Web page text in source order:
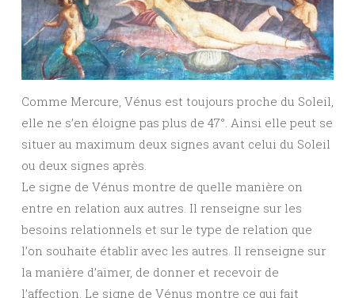
Comme Mercure, Vénus est toujours proche du Soleil,
elle ne s’en éloigne pas plus de 47°. Ainsi elle peut se
situer au maximum deux signes avant celui du Soleil
ou deux signes après.
Le signe de Vénus montre de quelle manière on
entre en relation aux autres. Il renseigne sur les
besoins relationnels et sur le type de relation que
l’on souhaite établir avec les autres. Il renseigne sur
la manière d’aimer, de donner et recevoir de
l’affection. Le signe de Vénus montre ce qui fait